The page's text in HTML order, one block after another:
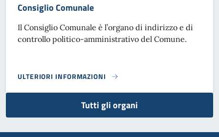
Consiglio Comunale
Il Consiglio Comunale è l’organo di indirizzo e di
controllo politico-amministrativo del Comune.
ULTERIORI INFORMAZIONI
CONSIGLIO COMUNALE}
Tutti gli organi